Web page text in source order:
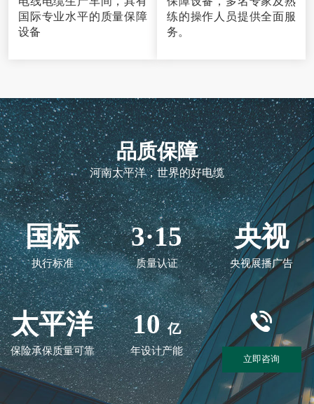
国际专业水平的质量保障
设备
练的操作人员提供全面服
务。
品质保障
河南太平洋，世界的好电缆
国标
执行标准
3·15
质量认证
央视
央视展播广告
太平洋
保险承保质量可靠
10 亿
年设计产能
立即咨询